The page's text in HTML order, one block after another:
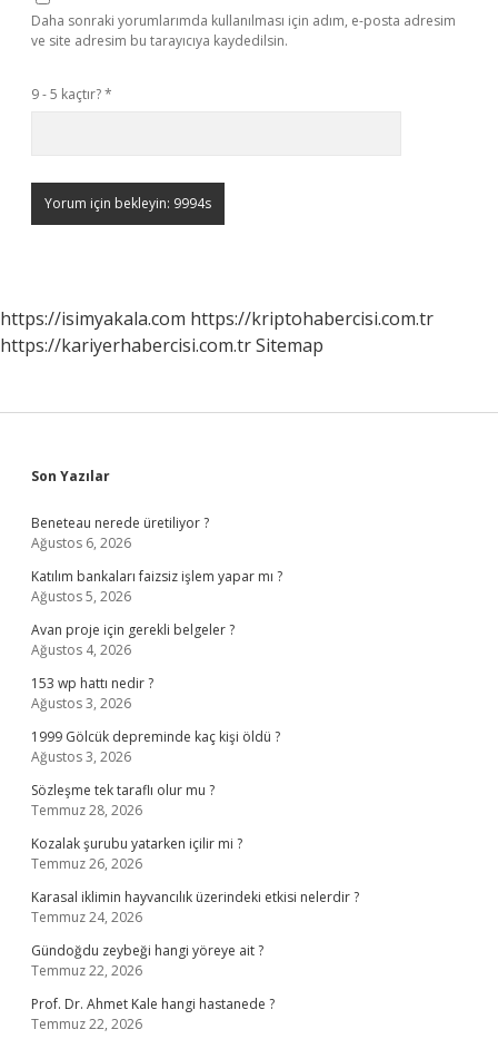
Daha sonraki yorumlarımda kullanılması için adım, e-posta adresim
ve site adresim bu tarayıcıya kaydedilsin.
9 - 5 kaçtır?*
https://isimyakala.com https://kriptohabercisi.com.tr
https://kariyerhabercisi.com.trSitemap
Sidebar
Son Yazılar
Beneteau nerede üretiliyor ?
Ağustos 6, 2026
Katılım bankaları faizsiz işlem yapar mı ?
Ağustos 5, 2026
Avan proje için gerekli belgeler ?
Ağustos 4, 2026
153 wp hattı nedir ?
Ağustos 3, 2026
1999 Gölcük depreminde kaç kişi öldü ?
Ağustos 3, 2026
Sözleşme tek taraflı olur mu ?
Temmuz 28, 2026
Kozalak şurubu yatarken içilir mi ?
Temmuz 26, 2026
Karasal iklimin hayvancılık üzerindeki etkisi nelerdir ?
Temmuz 24, 2026
Gündoğdu zeybeği hangi yöreye ait ?
Temmuz 22, 2026
Prof. Dr. Ahmet Kale hangi hastanede ?
Temmuz 22, 2026